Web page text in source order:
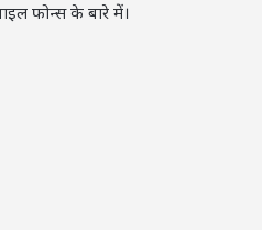
फोन्स के बारे में।